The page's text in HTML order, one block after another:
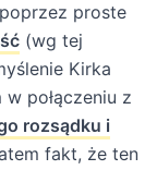
proste
(wg tej
Kirka
połączeniu z
rozsądku i
fakt, że ten